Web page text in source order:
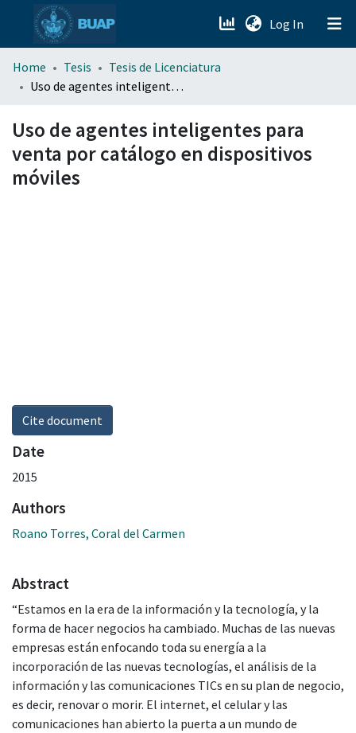
Log In (current)
menu.section.about_menu
Home Tesis
Tesis de Licenciatura
Uso de agentes inteligentes para venta por catálogo en dispositivos móviles
Uso de agentes inteligentes para
venta por catálogo en dispositivos
móviles
Cite document
Date
2015
Authors
Roano Torres, Coral del Carmen
Abstract
“Estamos en la era de la información y la tecnología, y la
forma de hacer negocios ha cambiado. Muchas de las nuevas
empresas están enfocando toda su energía a la
incorporación de las nuevas tecnologías, el análisis de la
información y las comunicaciones TICs en su plan de negocio,
es decir, renovar o morir. El internet, el celular y las
comunicaciones han abierto la puerta a un mundo de